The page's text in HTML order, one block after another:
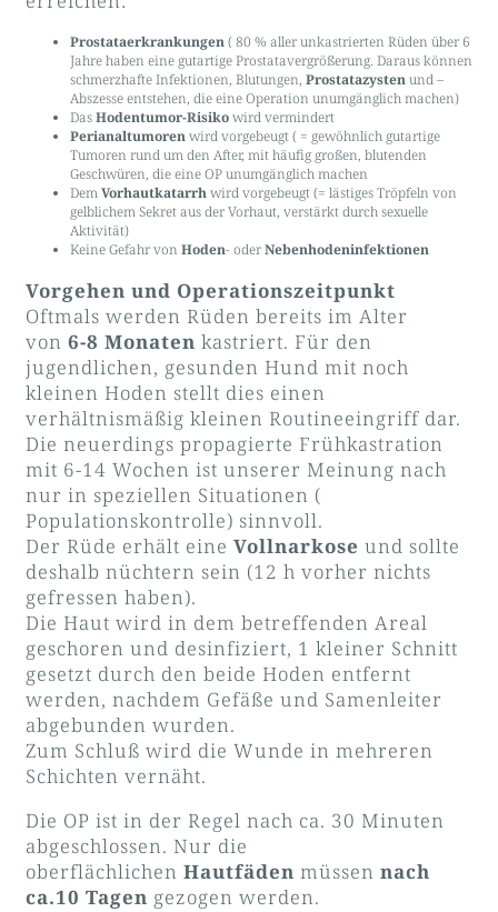
Prostataerkrankungen( 80 % aller unkastrierten Rüden über 6
Jahre haben eine gutartige Prostatavergrößerung. Daraus können
schmerzhafte Infektionen, Blutungen, Prostatazystenund –
Abszesse entstehen, die eine Operation unumgänglich machen)
DasHodentumor-Risikowird vermindert
Perianaltumorenwird vorgebeugt ( = gewöhnlich gutartige
Tumoren rund um den After, mit häufig großen, blutenden
Geschwüren, die eine OP unumgänglich machen
DemVorhautkatarrhwird vorgebeugt (= lästiges Tröpfeln von
gelblichem Sekret aus der Vorhaut, verstärkt durch sexuelle
Aktivität)
Keine Gefahr von Hoden- oderNebenhodeninfektionen
Vorgehen und Operationszeitpunkt
Oftmals werden Rüden bereits im Alter
von 6-8 Monaten kastriert. Für den
jugendlichen, gesunden Hund mit noch
kleinen Hoden stellt dies einen
verhältnismäßig kleinen Routineeingriff dar.
Die neuerdings propagierte Frühkastration
mit 6-14 Wochen ist unserer Meinung nach
nur in speziellen Situationen (
Populationskontrolle) sinnvoll.
Der Rüde erhält eine Vollnarkose und sollte
deshalb nüchtern sein (12 h vorher nichts
gefressen haben).
Die Haut wird in dem betreffenden Areal
geschoren und desinfiziert, 1 kleiner Schnitt
gesetzt durch den beide Hoden entfernt
werden, nachdem Gefäße und Samenleiter
abgebunden wurden.
Zum Schluß wird die Wunde in mehreren
Schichten vernäht.
Die OP ist in der Regel nach ca. 30 Minuten
abgeschlossen. Nur die
oberflächlichen Hautfäden müssen nach
ca.10 Tagen gezogen werden.